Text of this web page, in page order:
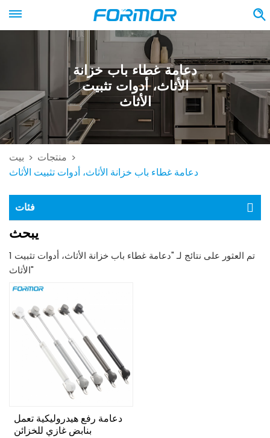
دعامة غطاء باب خزانة
الأثاث، أدوات تثبيت
الأثاث
بيت > منتجات >
دعامة غطاء باب خزانة الأثاث، أدوات تثبيت الأثاث
فئات
يبحث
1 تم العثور على نتائج لـ "دعامة غطاء باب خزانة الأثاث، أدوات تثبيت
الأثاث"
دعامة رفع هيدروليكية تعمل
بنابض غازي للخزائن